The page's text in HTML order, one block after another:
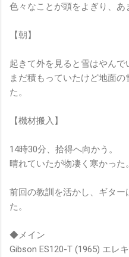
色々なことが頭をよぎり、あ
【朝】
起きて外を見ると雪はやんで
まだ積もっていたけど地面
た。
【機材搬入】
14時30分、拾得へ向かう。
晴れていたが物凄く寒かった。
前回の教訓を活かし、ギタ
た。
◆メイン
Gibson ES120-T (1965) エレ